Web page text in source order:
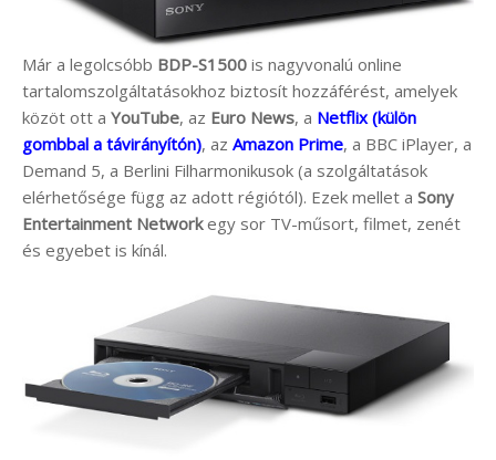
Már a legolcsóbb BDP-S1500 is nagyvonalú online
tartalomszolgáltatásokhoz biztosít hozzáférést, amelyek
közöt ott a YouTube, az Euro News, a Netflix (külön
gombbal a távirányítón), az Amazon Prime, a BBC iPlayer, a
Demand 5, a Berlini Filharmonikusok (a szolgáltatások
elérhetősége függ az adott régiótól). Ezek mellet a Sony
Entertainment Networkegy sor TV-műsort, filmet, zenét
és egyebet is kínál.